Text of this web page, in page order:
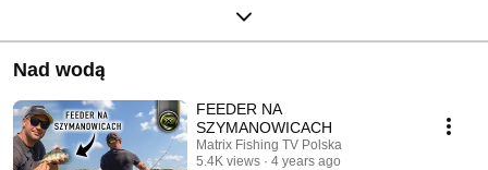
Nad wodą
FEEDER NA
SZYMANOWICACH
Matrix Fishing TV Polska
5.4K views
4 years ago